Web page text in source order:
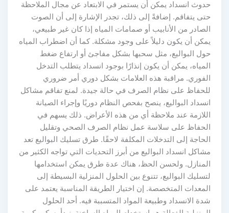
حدوث انسداد يمكن أن يستمر في الابتعاد عن مجال الملاحظة
حتى يتفاقم. إضافةً إلى ذلك، تجدر الإشارة إلى أن الصوت
الصادر من الأنابيب أو صمامات المياه إذا كان غير طبيعي،
يمكن أن يكون دليلاً على وجود مشكلة. كما أن اضطراب المياه
حول البواليع، مثل سحبها بشكل مفاجئ أو ارتفاع ضغط
المياه، يمكن أن يكون إنذارًا بوجود انسداد يتطلب التدخل
الفوري. مراقبة هذه العلامات بشكل دوري أمر ضروري
للحفاظ على نظام الصرف في حالة جيدة. لمنع تفاقم مشاكل
انسداد البواليع، ينصح بفحص النظام دوريًا وإجراء الصيانة
اللازمة عند ملاحظة أي من هذه الأعراض. ذلك يسهم في
الحفاظ على سلاسة عمل نظام الصرف الصحي وتقليل
الحاجة إلى التدخلات المكلفة لاحقًا. طرق تسليك البواليع تعد
مشاكل انسداد البواليع من أبرز التحديات التي تواجه الكثير من
المنازل. ولحسن الحظ، هناك عدة طرق يمكن استخدامها
لتسليك البواليع، تتنوع بين الحلول المنزلية البسيطة إلى
المعدات المتخصصة. إن اختيار الطريقة المناسبة يعتمد على
شدة الانسداد وطبيعة المواد المتسببة فيه. أحد الحلول